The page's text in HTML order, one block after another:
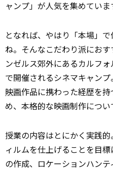
ャンプ」が人気を集めていま
となれば、やはり「本場」
ね。そんなこだわり派にお
ンゼルス郊外にあるカルフ
で開催されるシネマキャン
映画作品に携わった経歴を
め、本格的な映画制作につい
授業の内容はとにかく実践
ィルムを仕上げることを目
の作成、ロケーションハン